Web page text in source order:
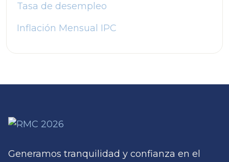
Tasa de desempleo
Inflación Mensual IPC
Generamos tranquilidad y confianza en el